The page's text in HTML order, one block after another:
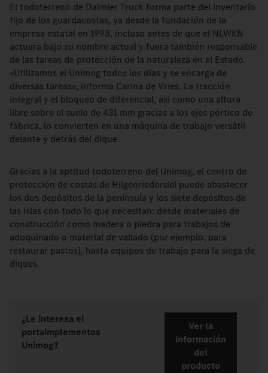
El todoterreno de Daimler Truck forma parte del inventario
fijo de los guardacostas, ya desde la fundación de la
empresa estatal en 1998, incluso antes de que el NLWKN
actuara bajo su nombre actual y fuera también responsable
de las tareas de protección de la naturaleza en el Estado.
«Utilizamos el Unimog todos los días y se encarga de
diversas tareas», informa Carina de Vries. La tracción
integral y el bloqueo de diferencial, así como una altura
libre sobre el suelo de 431 mm gracias a los ejes pórtico de
fábrica, lo convierten en una máquina de trabajo versátil
delante y detrás del dique.
Gracias a la aptitud todoterreno del Unimog, el centro de
protección de costas de Hilgenriedersiel puede abastecer
los dos depósitos de la península y los siete depósitos de
las islas con todo lo que necesitan: desde materiales de
construcción como madera o piedra para trabajos de
adoquinado o material de vallado (por ejemplo, para
restaurar pastos), hasta equipos de trabajo para la siega de
diques.
¿Le interesa el
portaimplementos
Unimog?
Ver la
información
del
producto